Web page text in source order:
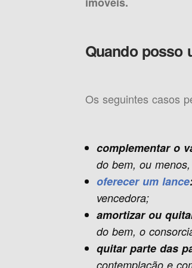
Quando posso
Os seguintes casos
complementar o
do bem, ou
oferecer um lance
vencedora;
amortizar ou
do bem, o
quitar parte das
contemplação e